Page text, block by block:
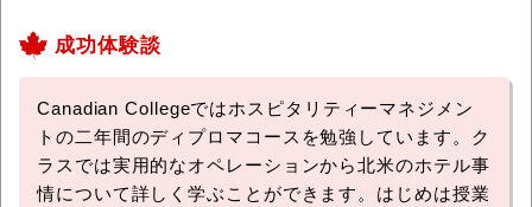
成功体験談
Canadian Collegeではホスピタリティーマネジメン
トの二年間のディプロマコースを勉強しています。ク
ラスでは実用的なオペレーションから北米のホテル事
情について詳しく学ぶことができます。はじめは授業